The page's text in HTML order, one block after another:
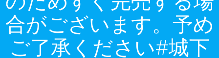
合がございます。予め
ご了承ください#城下